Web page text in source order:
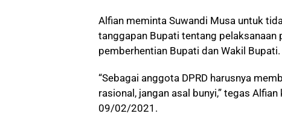
Alfian meminta Suwandi Musa untuk
tanggapan Bupati tentang pelaksanaan
pemberhentian Bupati dan Wakil Bupati.
“Sebagai anggota DPRD harusnya
rasional, jangan asal bunyi,” tegas Alfian
09/02/2021.